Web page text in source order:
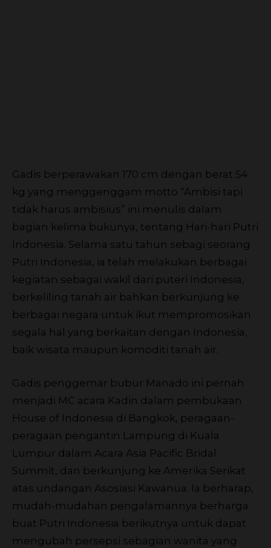
Gadis berperawakan 170 cm dengan berat 54
kg yang menggenggam motto “Ambisi tapi
tidak harus ambisius” ini menulis dalam
bagian kelima bukunya, tentang Hari-hari Putri
Indonesia. Selama satu tahun sebagi seorang
Putri Indonesia, ia telah melakukan berbagai
kegiatan sebagai wakil dari puteri Indonesia,
berkeliling tanah air bahkan berkunjung ke
berbagai negara untuk ikut mempromosikan
segala hal yang berkaitan dengan Indonesia,
baik wisata maupun komoditi tanah air.
Gadis penggemar bubur Manado ini pernah
menjadi MC acara Kadin dalam pembukaan
House of Indonesia di Bangkok, peragaan-
peragaan pengantin Lampung di Kuala
Lumpur dalam Acara Asia Pacific Bridal
Summit, dan berkunjung ke Amerika Serikat
atas undangan Asosiasi Kawanua. Ia berharap,
mudah-mudahan pengalamannya berharga
buat Putri Indonesia berikutnya untuk dapat
mengubah persepsi sebagian wanita yang